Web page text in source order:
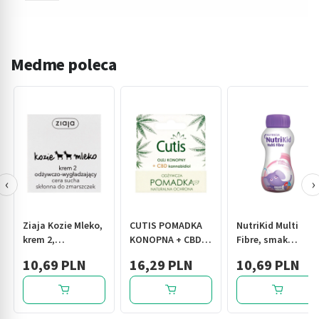
Medme poleca
Ziaja Kozie Mleko,
krem 2,
wygładzanie do
cery suchej, 50 ml
10,69 PLN
CUTIS POMADKA
KONOPNA + CBD
odżywienia i
ochrony ust oraz
aktywnej
regeneracji
16,29 PLN
NutriKid Multi
Fibre, smak
płyn, 200 ml
10,69 PLN
‹ ›